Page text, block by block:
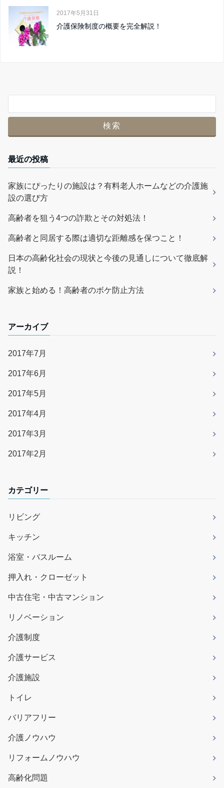
2017年5月31日
介護保険制度の概要を完全解説！
最近の投稿
家族にぴったりの施設は？有料老人ホームなどの介護施
設の選び方
高齢者を狙う4つの詐欺とその対処法！
高齢者と同居する際は適切な距離感を保つこと！
日本の高齢化社会の現状と今後の見通しについて徹底解
説！
家族と始める！高齢者のボケ防止方法
アーカイブ
2017年7月
2017年6月
2017年5月
2017年4月
2017年3月
2017年2月
カテゴリー
リビング
キッチン
浴室・バスルーム
押入れ・クローゼット
中古住宅・中古マンション
リノベーション
介護制度
介護サービス
介護施設
トイレ
バリアフリー
介護ノウハウ
リフォームノウハウ
高齢化問題